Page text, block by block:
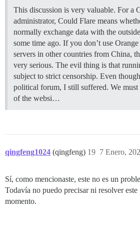
This discussion is very valuable. For a
administrator, Could Flare means
normally exchange data with the
some time ago. If you don’t use
servers in other countries from China,
very serious. The evil thing is that
subject to strict censorship. Even
political forum, I still suffered. We must
of the websi…
qingfeng1024 (qingfeng) 7 Enero,
19
Sí, como mencionaste, este no es un
Todavía no puedo precisar ni resolver este
momento.